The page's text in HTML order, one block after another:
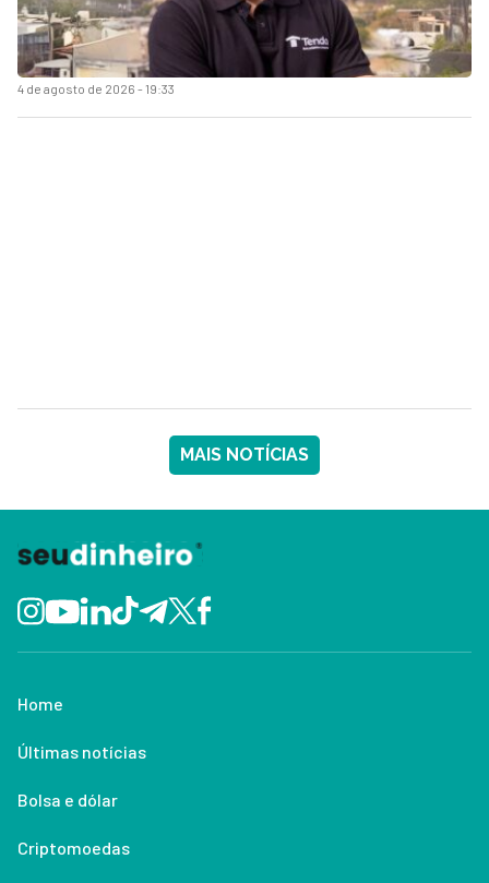
4 de agosto de 2026 - 19:33
MAIS NOTÍCIAS
Home
Últimas notícias
Bolsa e dólar
Criptomoedas